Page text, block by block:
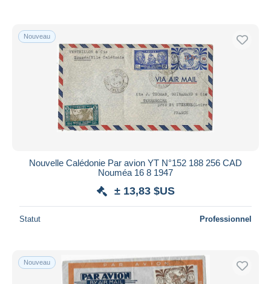
Nouveau
Nouvelle Calédonie Par avion YT N°152 188 256 CAD
Nouméa 16 8 1947
± 13,83 $US
Statut Professionnel
Nouveau